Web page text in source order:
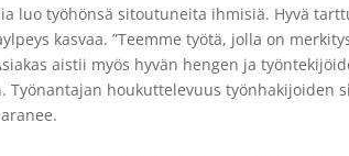
luo työhönsä sitoutuneita ihmisiä. Hyvä
kasvaa. ”Teemme työtä, jolla on
aistii myös hyvän hengen ja
Työnantajan houkuttelevuus työnhakijoiden